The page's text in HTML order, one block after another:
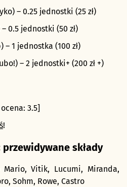
– 0.25 jednostki (25 zł)
0.5 jednostki (50 zł)
– 1 jednostka (100 zł)
– 2 jednostki+ (200 zł +)
3.5]
!
przewidywane składy
Mario, Vitik, Lucumi, Miranda,
Sohm, Rowe, Castro